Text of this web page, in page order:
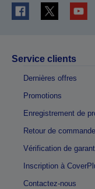
Service clients
Dernières offres
Promotions
Enregistrement de
Retour de commande
Vérification de
Inscription à
Contactez-nous